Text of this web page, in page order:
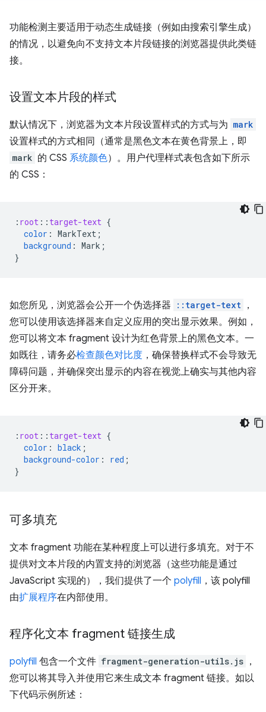
功能检测主要适用于动态生成链接（例如由搜索引擎生成）
的情况，以避免向不支持文本片段链接的浏览器提供此类链
接。
设置文本片段的样式
默认情况下，浏览器为文本片段设置样式的方式与为 mark
设置样式的方式相同（通常是黑色文本在黄色背景上，即
mark 的 CSS 系统颜色）。用户代理样式表包含如下所示
的 CSS：
: root :: target-text {
color : MarkText ;
background : Mark ;
}
如您所见，浏览器会公开一个伪选择器 ::target-text
，
您可以使用该选择器来自定义应用的突出显示效果。例如，
您可以将文本 fragment 设计为红色背景上的黑色文本。一
如既往，请务必检查颜色对比度 ，确保替换样式不会导致无
障碍问题，并确保突出显示的内容在视觉上确实与其他内容
区分开来。
: root :: target-text {
color : black ;
background-color : red ;
}
可多填充
文本 fragment 功能在某种程度上可以进行多填充。对于不
提供对文本片段的内置支持的浏览器（这些功能是通过
JavaScript 实现的），我们提供了一个 polyfill ，该 polyfill
由扩展程序在内部使用。
程序化文本 fragment 链接生成
polyfill 包含一个文件 fragment-generation-utils.js ，
您可以将其导入并使用它来生成文本 fragment 链接。如以
下代码示例所述：